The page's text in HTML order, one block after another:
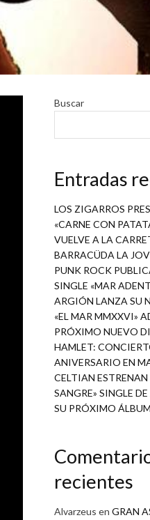
Buscar
Entradas
LOS ZIGARROS
«CARNE CON
VUELVE A LA
BARRACÜDA LA
PUNK ROCK
SINGLE «MAR
ARGIÓN LANZA SU
«EL MAR MMXXVI»
PRÓXIMO NUEVO
HAMLET:
ANIVERSARIO EN
CELTIAN
SANGRE» SINGLE
SU PRÓXIMO
recientes
Alvarzeus en GRAN